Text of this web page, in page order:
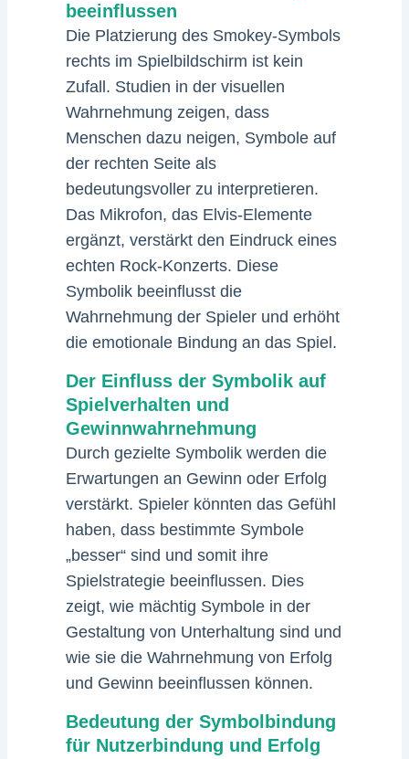
beeinflussen
Die Platzierung des Smokey-Symbols
rechts im Spielbildschirm ist kein
Zufall. Studien in der visuellen
Wahrnehmung zeigen, dass
Menschen dazu neigen, Symbole auf
der rechten Seite als
bedeutungsvoller zu interpretieren.
Das Mikrofon, das Elvis-Elemente
ergänzt, verstärkt den Eindruck eines
echten Rock-Konzerts. Diese
Symbolik beeinflusst die
Wahrnehmung der Spieler und erhöht
die emotionale Bindung an das Spiel.
Der Einfluss der Symbolik auf
Spielverhalten und
Gewinnwahrnehmung
Durch gezielte Symbolik werden die
Erwartungen an Gewinn oder Erfolg
verstärkt. Spieler könnten das Gefühl
haben, dass bestimmte Symbole
„besser“ sind und somit ihre
Spielstrategie beeinflussen. Dies
zeigt, wie mächtig Symbole in der
Gestaltung von Unterhaltung sind und
wie sie die Wahrnehmung von Erfolg
und Gewinn beeinflussen können.
Bedeutung der Symbolbindung
für Nutzerbindung und Erfolg